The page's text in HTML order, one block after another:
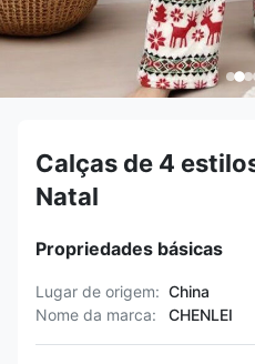
Calças de 4
Natal
Propriedades básicas
Lugar de origem: China
Nome da marca:
CHENLEI